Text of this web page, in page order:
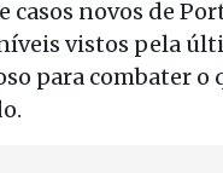
casos novos de
vistos pela
para combater o